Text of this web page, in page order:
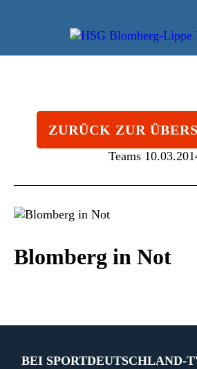
ZURÜCK ZUR
Teams
Blomberg in Not
BEI SPORTDEUTSCHLAND-